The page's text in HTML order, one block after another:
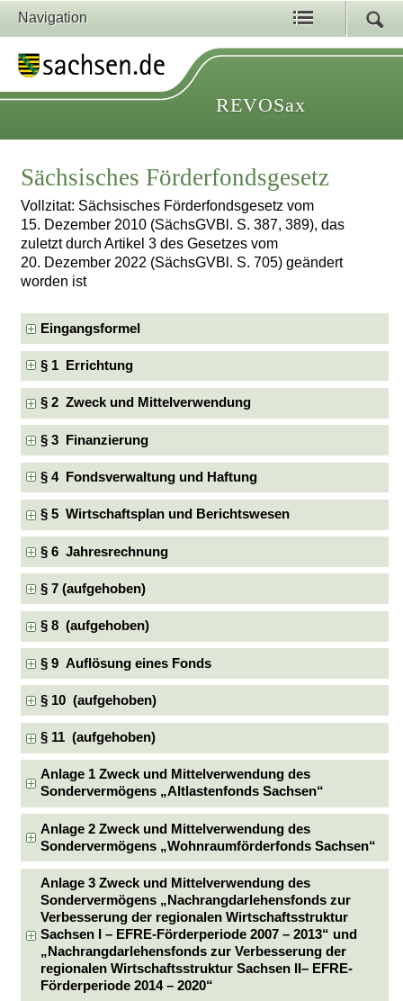
Navigation
REVOSax
Sächsisches Förderfondsgesetz
Vollzitat: Sächsisches Förderfondsgesetz vom
15. Dezember 2010 (SächsGVBl. S. 387, 389), das
zuletzt durch Artikel 3 des Gesetzes vom
20. Dezember 2022 (SächsGVBl. S. 705) geändert
worden ist
Eingangsformel
§ 1 Errichtung
§ 2 Zweck und Mittelverwendung
§ 3 Finanzierung
§ 4 Fondsverwaltung und Haftung
§ 5 Wirtschaftsplan und Berichtswesen
§ 6 Jahresrechnung
§ 7 (aufgehoben)
§ 8 (aufgehoben)
§ 9 Auflösung eines Fonds
§ 10 (aufgehoben)
§ 11 (aufgehoben)
Anlage 1 Zweck und Mittelverwendung des
Sondervermögens „Altlastenfonds Sachsen“
Anlage 2 Zweck und Mittelverwendung des
Sondervermögens „Wohnraumförderfonds Sachsen“
Anlage 3 Zweck und Mittelverwendung des
Sondervermögens „Nachrangdarlehensfonds zur
Verbesserung der regionalen Wirtschaftsstruktur
Sachsen I – EFRE-Förderperiode 2007 – 2013“ und
„Nachrangdarlehensfonds zur Verbesserung der
regionalen Wirtschaftsstruktur Sachsen II– EFRE-
Förderperiode 2014 – 2020“